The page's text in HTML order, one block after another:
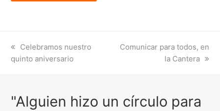
previous
post:
Celebramos nuestro
quinto aniversario
next
Comunicar para todos, en
la Cantera
"Alguien hizo un círculo para